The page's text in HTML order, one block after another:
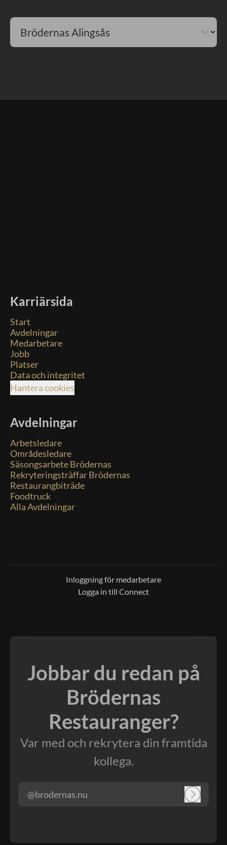
Karriärsida
Start
Avdelningar
Medarbetare
Jobb
Platser
Data och integritet
Hantera cookies
Avdelningar
Arbetsledare
Områdesledare
Säsongsarbete Brödernas
Rekryteringsträffar Brödernas
Restaurangbiträde
Foodtruck
Alla Avdelningar
Inloggning för medarbetare
Logga in till Connect
Jobbar du redan på
Brödernas
Restauranger?
Var med och rekrytera din framtida
kollega.
@brodernas.nu Logga in